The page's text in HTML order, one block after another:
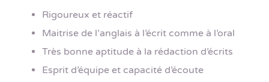
Rigoureux et réactif
Maitrise de l’anglais à l’écrit comme à l’oral
Très bonne aptitude à la rédaction d’écrits
Esprit d’équipe et capacité d’écoute